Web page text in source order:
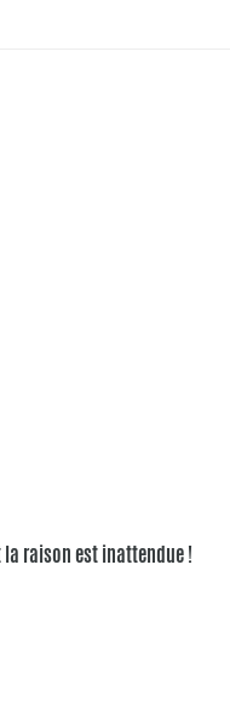
raison est inattendue !